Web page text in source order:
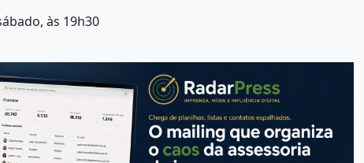
às 19h30